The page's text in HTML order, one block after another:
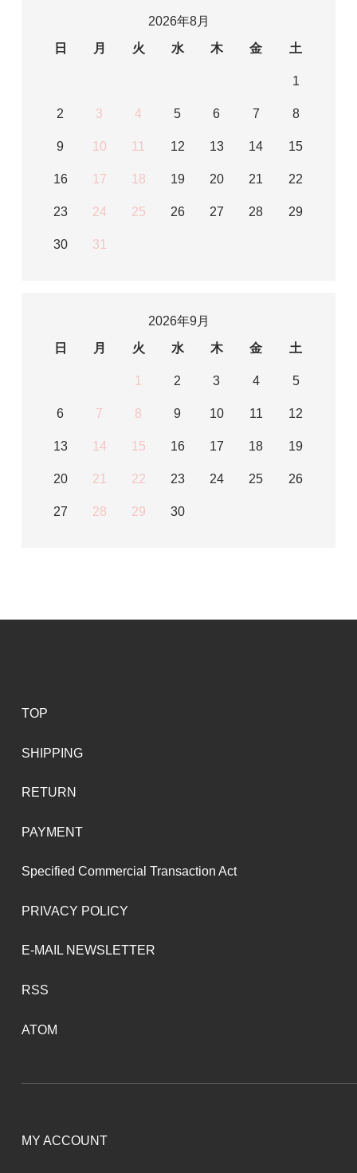
2026年8月
日
月 火 水 木 金 土
1
2 3 4 5 6 7 8
9 10 11 12 13 14 15
16 17 18 19 20 21 22
23 24 25 26 27 28 29
30 31
2026年9月
日
月 火 水 木 金 土
1 2 3 4 5
6 7 8 9 10 11 12
13 14 15 16 17 18 19
20 21 22 23 24 25 26
27 28 29 30
TOP
SHIPPING
RETURN
PAYMENT
Specified Commercial Transaction Act
PRIVACY POLICY
E-MAIL NEWSLETTER
RSS
ATOM
MY ACCOUNT